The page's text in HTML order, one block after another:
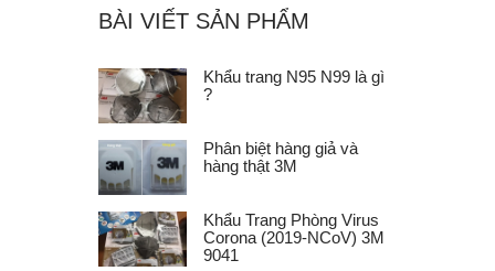
BÀI VIẾT SẢN PHẨM
Khẩu trang N95 N99 là gì
?
Phân biệt hàng giả và
hàng thật 3M
Khẩu Trang Phòng Virus
Corona (2019-NCoV) 3M
9041